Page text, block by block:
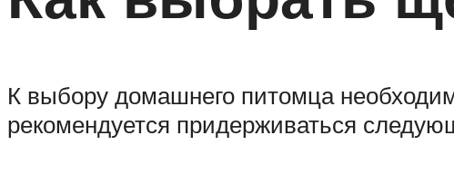
К выбору домашнего питомца
рекомендуется придерживаться